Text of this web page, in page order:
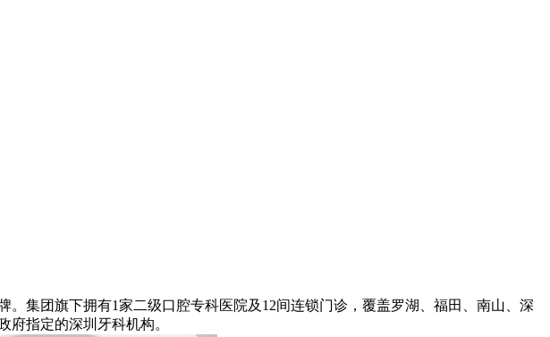
集团旗下拥有1家二级口腔专科医院及12间连锁门诊，覆盖罗湖、福田、南山、深
府指定的深圳牙科机构。